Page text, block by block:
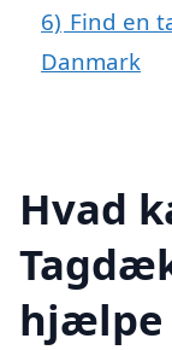
6) Find en
Danmark
Hvad
hjælpe